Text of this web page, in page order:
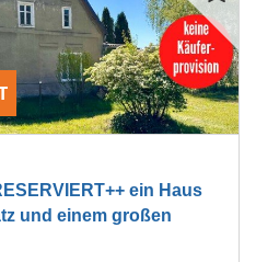
ein Haus
und einem großen